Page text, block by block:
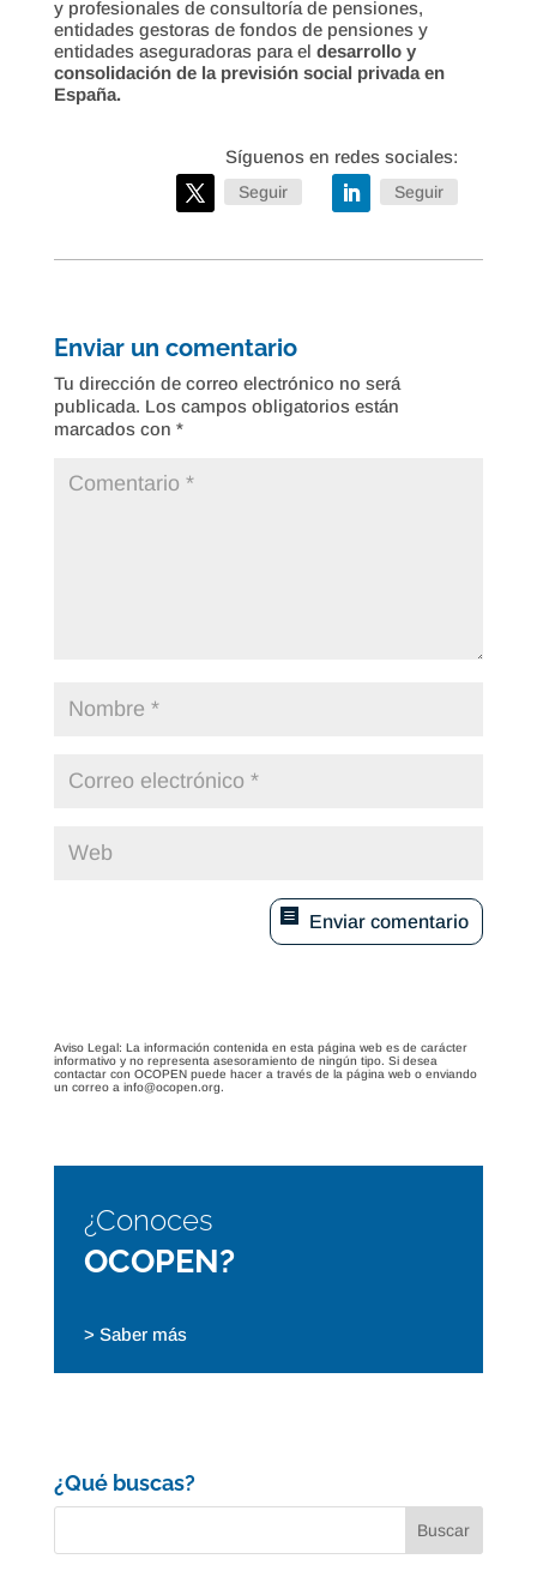
y profesionales de consultoría de pensiones,
entidades gestoras de fondos de pensiones y
entidades aseguradoras para el desarrollo y
consolidación de la previsión social privada en
España.
Seguir Seguir
Enviar un comentario
Tu dirección de correo electrónico no será
publicada. Los campos obligatorios están
marcados con *
Enviar comentario
Aviso Legal: La información contenida en esta página web es de carácter
informativo y no representa asesoramiento de ningún tipo. Si desea
contactar con OCOPEN puede hacer a través de la página web o enviando
un correo a info@ocopen.org.
¿Conoces
OCOPEN?
> Saber más
¿Qué buscas?